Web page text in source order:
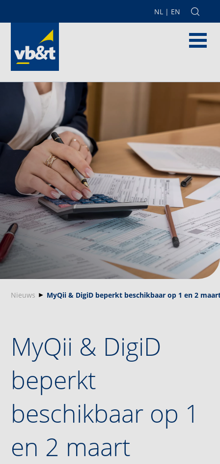
NL | EN
Nieuws MyQii & DigiD beperkt beschikbaar op 1 en 2
MyQii & DigiD
beperkt
beschikbaar op 1
en 2 maart